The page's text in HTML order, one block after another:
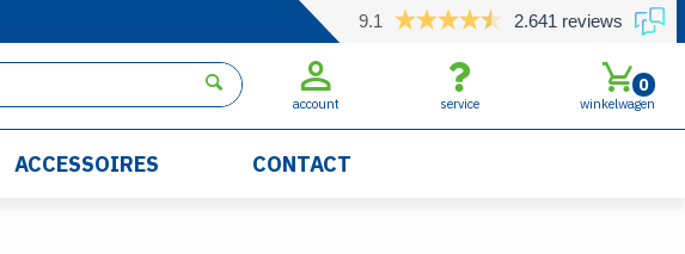
9.1 2.641 reviews
account service winkelwagen
0
ACCESSOIRES CONTACT